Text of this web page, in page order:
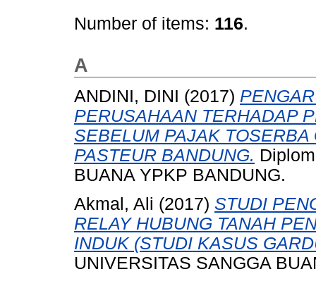
Number of items: 116.
A
ANDINI, DINI (2017)
PERUSAHAAN TERHADAP
SEBELUM PAJAK
PASTEUR BANDUNG.
BUANA YPKP BANDUNG.
Akmal, Ali (2017) STUDI
RELAY HUBUNG TANAH
INDUK (STUDI KASUS
UNIVERSITAS SANGGA